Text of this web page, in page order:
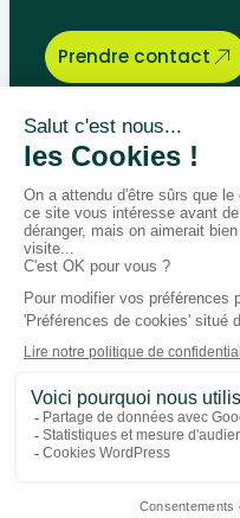
Prendre contact
Bégénat
Niveau
Actualités
Politique de retour
Suivez-nous sur les
Facebook
Données personnelles